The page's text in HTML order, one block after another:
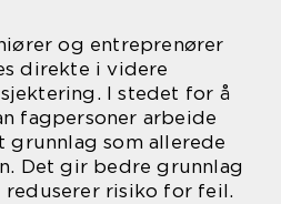
og entreprenører
direkte i videre
I stedet for å
fagpersoner arbeide
som allerede
Det gir bedre grunnlag
risiko for feil.